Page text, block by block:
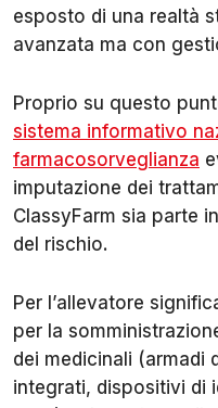
esposto di una realtà
avanzata ma con
Proprio su questo
sistema informativo
farmacosorveglianza
imputazione dei
ClassyFarm sia parte
del rischio.
Per l’allevatore
per la
dei medicinali (armadi
integrati, dispositivi di